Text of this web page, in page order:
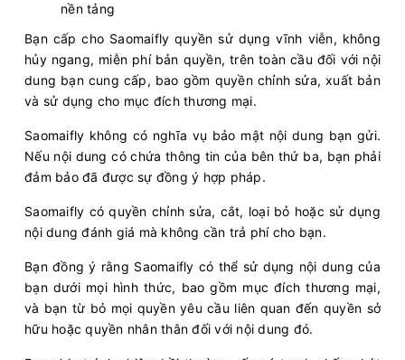
nền tảng
Bạn cấp cho Saomaifly quyền sử dụng vĩnh viễn, không
hủy ngang, miễn phí bản quyền, trên toàn cầu đối với nội
dung bạn cung cấp, bao gồm quyền chỉnh sửa, xuất bản
và sử dụng cho mục đích thương mại.
Saomaifly không có nghĩa vụ bảo mật nội dung bạn gửi.
Nếu nội dung có chứa thông tin của bên thứ ba, bạn phải
đảm bảo đã được sự đồng ý hợp pháp.
Saomaifly có quyền chỉnh sửa, cắt, loại bỏ hoặc sử dụng
nội dung đánh giá mà không cần trả phí cho bạn.
Bạn đồng ý rằng Saomaifly có thể sử dụng nội dung của
bạn dưới mọi hình thức, bao gồm mục đích thương mại,
và bạn từ bỏ mọi quyền yêu cầu liên quan đến quyền sở
hữu hoặc quyền nhân thân đối với nội dung đó.